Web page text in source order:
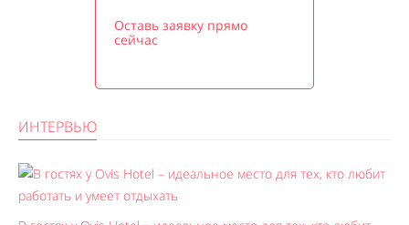
Оставь заявку прямо
сейчас
ИНТЕРВЬЮ